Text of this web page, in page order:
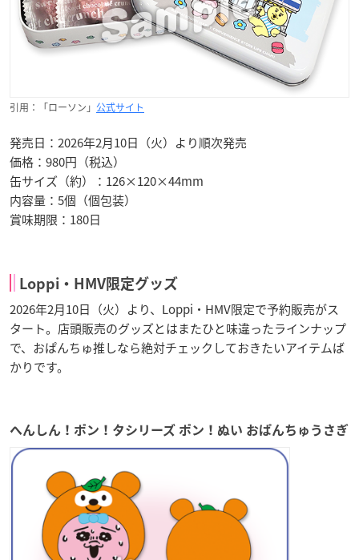
引用：「ローソン」 公式サイト
発売日：2026年2月10日（火）より順次発売
価格：980円（税込）
缶サイズ（約）：126×120×44mm
内容量：5個（個包装）
賞味期限：180日
Loppi・HMV限定グッズ
2026年2月10日（火）より、Loppi・HMV限定で予約販売がス
タート。店頭販売のグッズとはまたひと味違ったラインナップ
で、おぱんちゅ推しなら絶対チェックしておきたいアイテムば
かりです。
へんしん！ポン！タシリーズ ポン！ぬい おぱんちゅうさぎ